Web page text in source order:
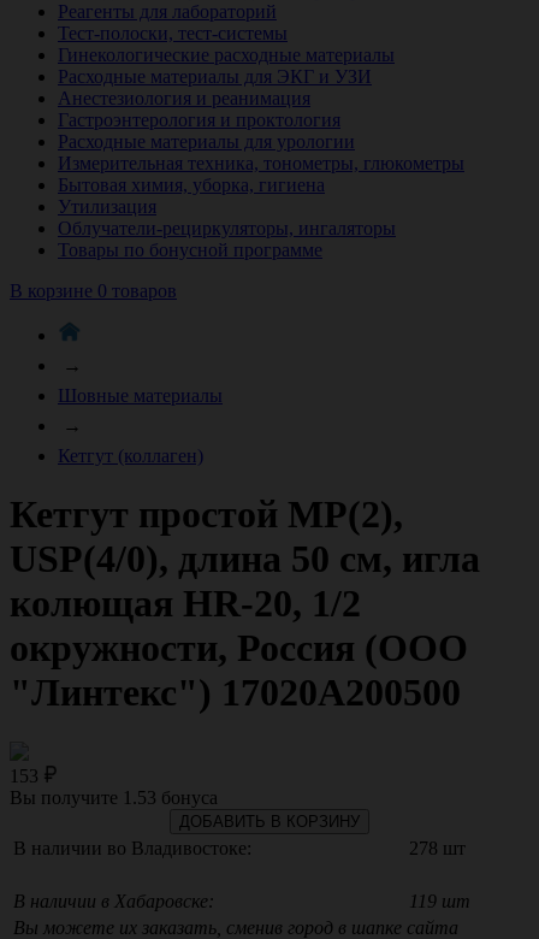
Реагенты для лабораторий
Тест-полоски, тест-системы
Гинекологические расходные материалы
Расходные материалы для ЭКГ и УЗИ
Анестезиология и реанимация
Гастроэнтерология и проктология
Расходные материалы для урологии
Измерительная техника, тонометры, глюкометры
Бытовая химия, уборка, гигиена
Утилизация
Облучатели-рециркуляторы, ингаляторы
Товары по бонусной программе
В корзине 0 товаров
→
Шовные материалы
→
Кетгут (коллаген)
Кетгут простой МР(2),
USР(4/0), длина 50 см, игла
колющая HR-20, 1/2
окружности, Россия (ООО
"Линтекс") 17020A200500
153
Вы получите 1.53 бонуса
ДОБАВИТЬ В КОРЗИНУ
В наличии во Владивостоке: 278 шт
В наличии в Хабаровске:
119 шт
Вы можете их заказать, сменив город в шапке сайта